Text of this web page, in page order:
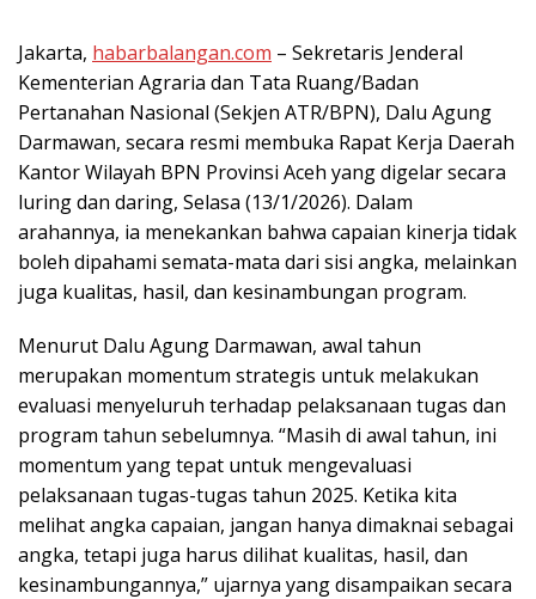
Jakarta, habarbalangan.com – Sekretaris Jenderal
Kementerian Agraria dan Tata Ruang/Badan
Pertanahan Nasional (Sekjen ATR/BPN), Dalu Agung
Darmawan, secara resmi membuka Rapat Kerja Daerah
Kantor Wilayah BPN Provinsi Aceh yang digelar secara
luring dan daring, Selasa (13/1/2026). Dalam
arahannya, ia menekankan bahwa capaian kinerja tidak
boleh dipahami semata-mata dari sisi angka, melainkan
juga kualitas, hasil, dan kesinambungan program.
Menurut Dalu Agung Darmawan, awal tahun
merupakan momentum strategis untuk melakukan
evaluasi menyeluruh terhadap pelaksanaan tugas dan
program tahun sebelumnya. “Masih di awal tahun, ini
momentum yang tepat untuk mengevaluasi
pelaksanaan tugas-tugas tahun 2025. Ketika kita
melihat angka capaian, jangan hanya dimaknai sebagai
angka, tetapi juga harus dilihat kualitas, hasil, dan
kesinambungannya,” ujarnya yang disampaikan secara